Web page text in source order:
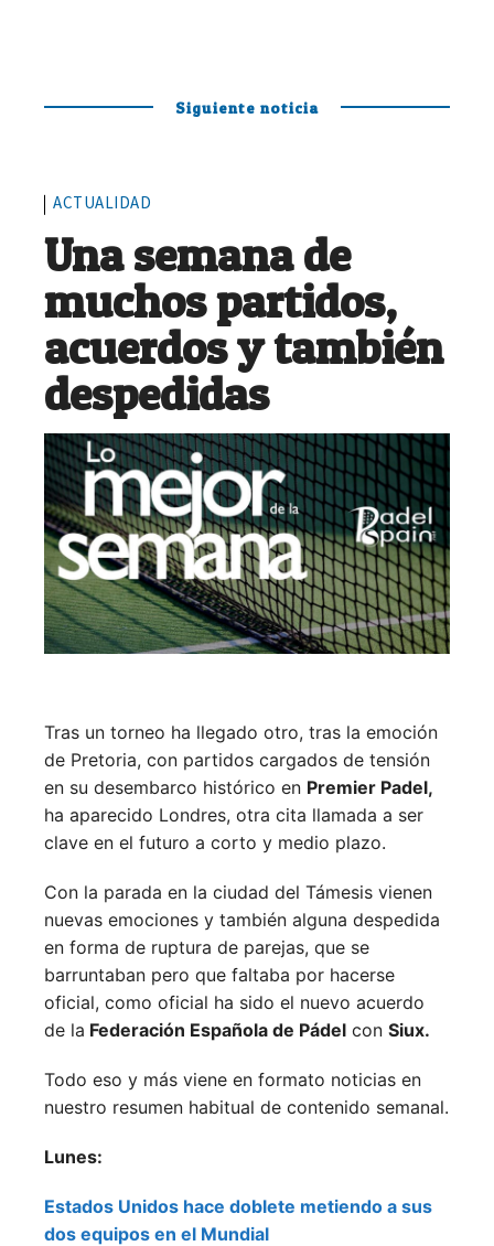
Siguiente noticia
ACTUALIDAD
Una semana de
muchos partidos,
acuerdos y también
despedidas
Tras un torneo ha llegado otro, tras la emoción
de Pretoria, con partidos cargados de tensión
en su desembarco histórico en Premier Padel,
ha aparecido Londres, otra cita llamada a ser
clave en el futuro a corto y medio plazo.
Con la parada en la ciudad del Támesis vienen
nuevas emociones y también alguna despedida
en forma de ruptura de parejas, que se
barruntaban pero que faltaba por hacerse
oficial, como oficial ha sido el nuevo acuerdo
de la Federación Española de Pádel con Siux.
Todo eso y más viene en formato noticias en
nuestro resumen habitual de contenido semanal.
Lunes:
Estados Unidos hace doblete metiendo a sus
dos equipos en el Mundial